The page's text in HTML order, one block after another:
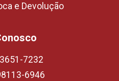
e Devolução
7232
6946